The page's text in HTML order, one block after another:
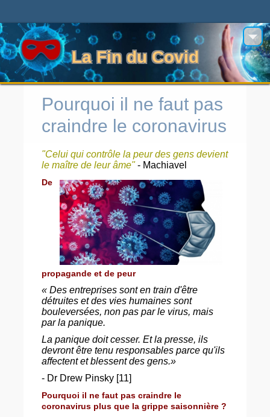
La Fin du Covid
Pourquoi il ne faut pas
craindre le coronavirus
"Celui qui contrôle la peur des gens devient
le maître de leur âme"- Machiavel
De
propagande et de peur
« Des entreprises sont en train d'être
détruites et des vies humaines sont
bouleversées, non pas par le virus, mais
par la panique.
La panique doit cesser. Et la presse, ils
devront être tenu responsables parce qu'ils
affectent et blessent des gens.»
- Dr Drew Pinsky [11]
Pourquoi il ne faut pas craindre le
coronavirus plus que la grippe saisonnière ?